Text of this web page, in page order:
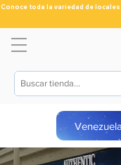
Conoce toda la variedad de